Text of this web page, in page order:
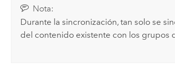
Nota:
Durante la sincronización, tan solo se
del contenido existente con los grupos